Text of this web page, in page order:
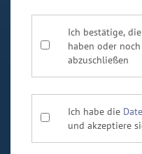
Ich bestätige,
haben oder
abzuschließen
Ich habe die
und akzeptiere